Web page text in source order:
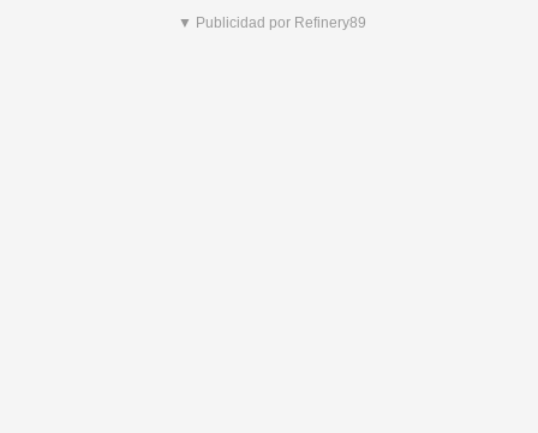
▼ Publicidad por Refinery89